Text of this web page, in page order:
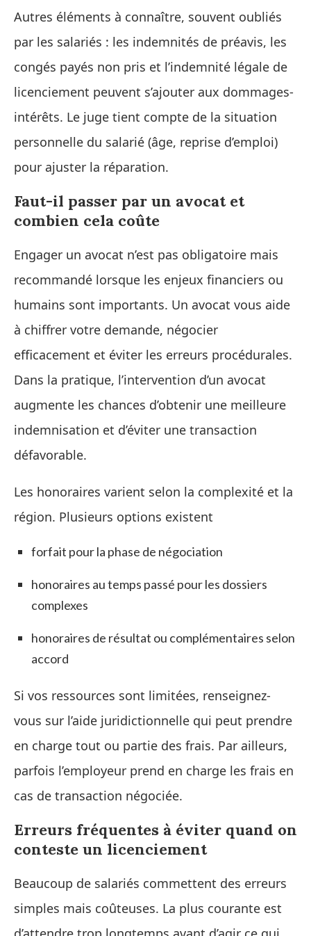
Autres éléments à connaître, souvent oubliés
par les salariés : les indemnités de préavis, les
congés payés non pris et l’indemnité légale de
licenciement peuvent s’ajouter aux dommages-
intérêts. Le juge tient compte de la situation
personnelle du salarié (âge, reprise d’emploi)
pour ajuster la réparation.
Faut-il passer par un avocat et
combien cela coûte
Engager un avocat n’est pas obligatoire mais
recommandé lorsque les enjeux financiers ou
humains sont importants. Un avocat vous aide
à chiffrer votre demande, négocier
efficacement et éviter les erreurs procédurales.
Dans la pratique, l’intervention d’un avocat
augmente les chances d’obtenir une meilleure
indemnisation et d’éviter une transaction
défavorable.
Les honoraires varient selon la complexité et la
région. Plusieurs options existent
forfait pour la phase de négociation
honoraires au temps passé pour les dossiers
complexes
honoraires de résultat ou complémentaires selon
accord
Si vos ressources sont limitées, renseignez-
vous sur l’aide juridictionnelle qui peut prendre
en charge tout ou partie des frais. Par ailleurs,
parfois l’employeur prend en charge les frais en
cas de transaction négociée.
Erreurs fréquentes à éviter quand on
conteste un licenciement
Beaucoup de salariés commettent des erreurs
simples mais coûteuses. La plus courante est